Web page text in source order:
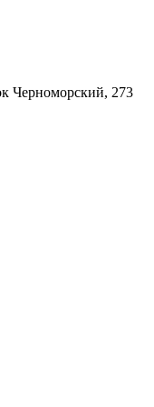
Черноморский, 273